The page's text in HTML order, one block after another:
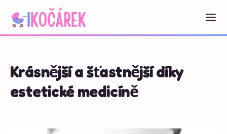
Krásnější a šťastnější díky
estetické medicíně